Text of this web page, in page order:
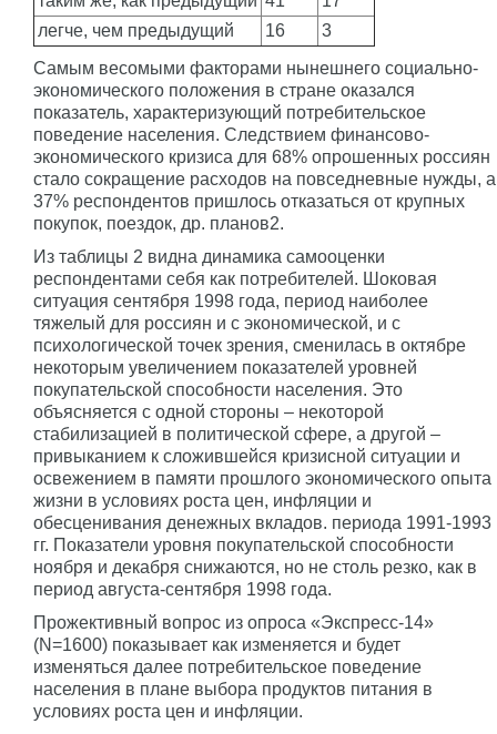
легче, чем предыдущий
16
3
Самым весомыми факторами нынешнего социально-
экономического положения в стране оказался
показатель, характеризующий потребительское
поведение населения. Следствием финансово-
экономического кризиса для 68% опрошенных россиян
стало сокращение расходов на повседневные нужды, а
37% респондентов пришлось отказаться от крупных
покупок, поездок, др. планов2.
Из таблицы 2 видна динамика самооценки
респондентами себя как потребителей. Шоковая
ситуация сентября 1998 года, период наиболее
тяжелый для россиян и с экономической, и с
психологической точек зрения, сменилась в октябре
некоторым увеличением показателей уровней
покупательской способности населения. Это
объясняется с одной стороны – некоторой
стабилизацией в политической сфере, а другой –
привыканием к сложившейся кризисной ситуации и
освежением в памяти прошлого экономического опыта
жизни в условиях роста цен, инфляции и
обесценивания денежных вкладов. периода 1991-1993
гг. Показатели уровня покупательской способности
ноября и декабря снижаются, но не столь резко, как в
период августа-сентября 1998 года.
Прожективный вопрос из опроса «Экспресс-14»
(N=1600) показывает как изменяется и будет
изменяться далее потребительское поведение
населения в плане выбора продуктов питания в
условиях роста цен и инфляции.